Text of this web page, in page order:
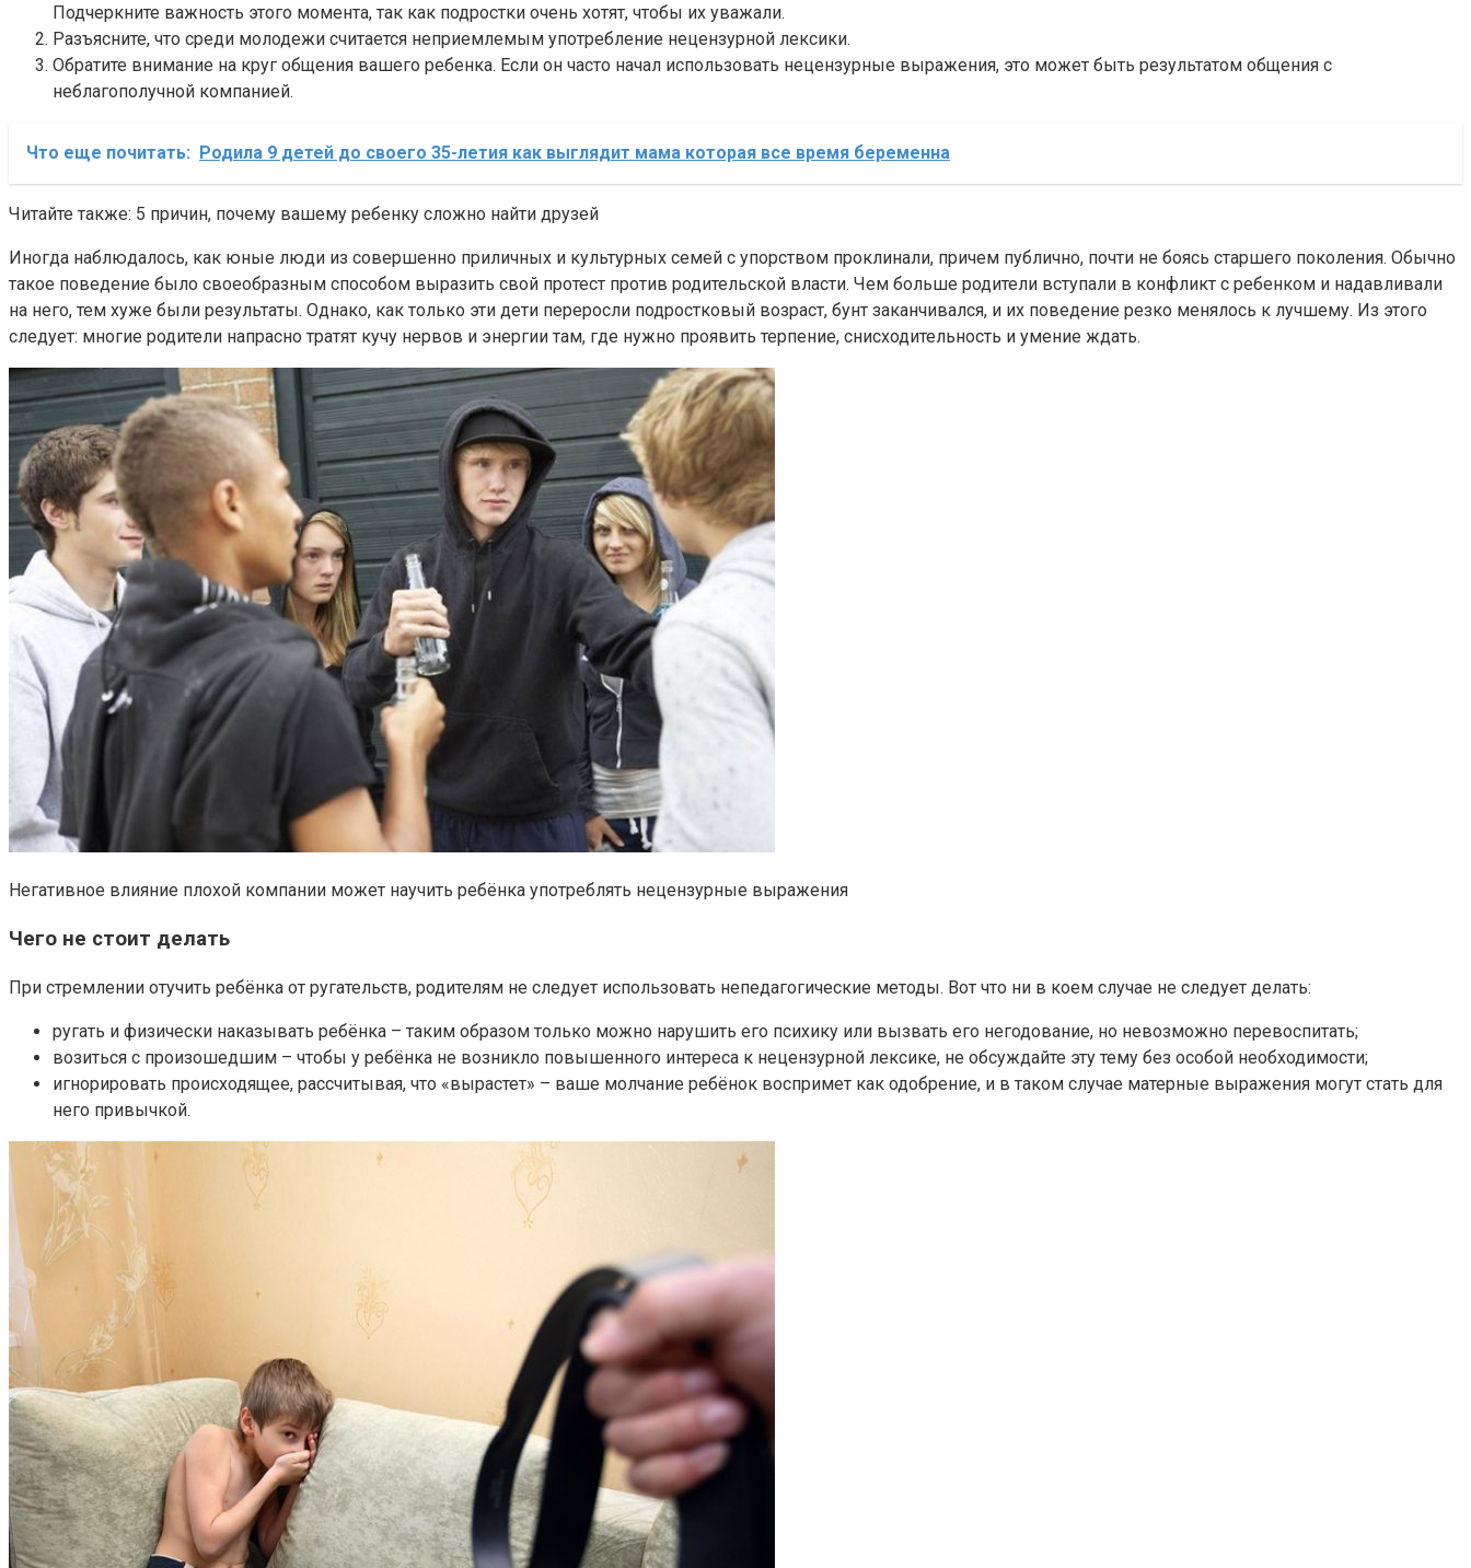
Подчеркните важность этого момента, так как подростки очень хотят, чтобы их уважали.
Разъясните, что среди молодежи считается неприемлемым употребление нецензурной лексики.
Обратите внимание на круг общения вашего ребенка. Если он часто начал использовать нецензурные выражения, это может быть результатом общения с
неблагополучной компанией.
Что еще почитать: Родила 9 детей до своего 35-летия как выглядит мама которая все время беременна
Читайте также: 5 причин, почему вашему ребенку сложно найти друзей
Иногда наблюдалось, как юные люди из совершенно приличных и культурных семей с упорством проклинали, причем публично, почти не боясь старшего поколения. Обычно
такое поведение было своеобразным способом выразить свой протест против родительской власти. Чем больше родители вступали в конфликт с ребенком и надавливали
на него, тем хуже были результаты. Однако, как только эти дети переросли подростковый возраст, бунт заканчивался, и их поведение резко менялось к лучшему. Из этого
следует: многие родители напрасно тратят кучу нервов и энергии там, где нужно проявить терпение, снисходительность и умение ждать.
Негативное влияние плохой компании может научить ребёнка употреблять нецензурные выражения
Чего не стоит делать
При стремлении отучить ребёнка от ругательств, родителям не следует использовать непедагогические методы. Вот что ни в коем случае не следует делать:
ругать и физически наказывать ребёнка – таким образом только можно нарушить его психику или вызвать его негодование, но невозможно перевоспитать;
возиться с произошедшим – чтобы у ребёнка не возникло повышенного интереса к нецензурной лексике, не обсуждайте эту тему без особой необходимости;
игнорировать происходящее, рассчитывая, что «вырастет» – ваше молчание ребёнок воспримет как одобрение, и в таком случае матерные выражения могут стать для
него привычкой.